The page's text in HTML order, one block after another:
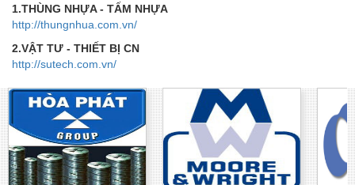
1.THÙNG NHỰA - TẤM NHỰA
http://thungnhua.com.vn/
2.VẬT TƯ - THIẾT BỊ CN
http://sutech.com.vn/